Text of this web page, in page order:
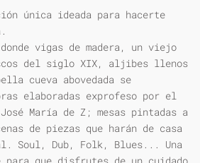
única ideada para hacerte
donde vigas de madera, un viejo
del siglo XIX, aljibes llenos
cueva abovedada se
elaboradas exprofeso por el
María de Z; mesas pintadas a
de piezas que harán de casa
Soul, Dub, Folk, Blues... Una